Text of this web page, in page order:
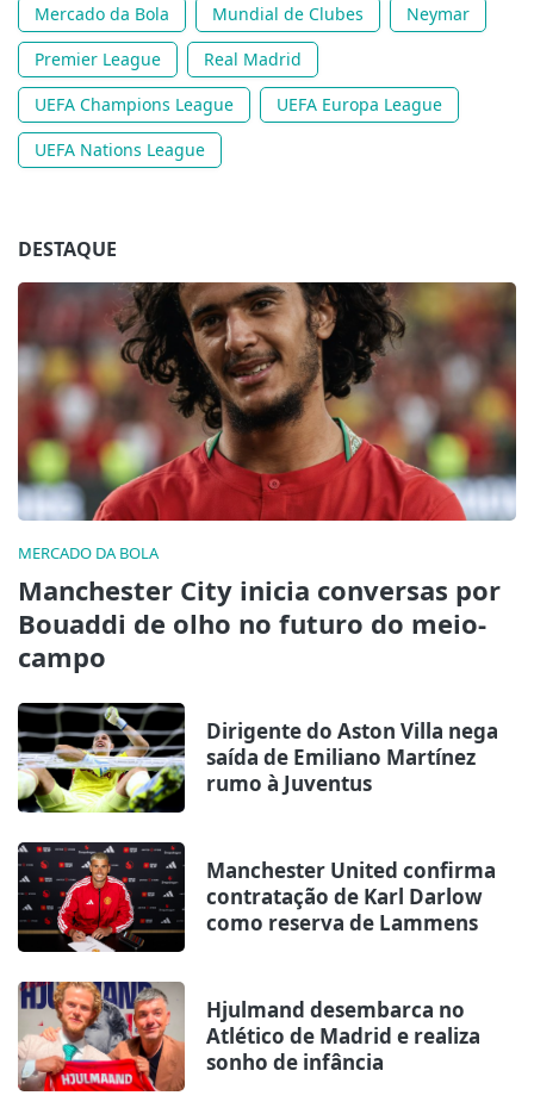
Mercado da Bola
Mundial de Clubes
Neymar
Premier League
Real Madrid
UEFA Champions League
UEFA Europa League
UEFA Nations League
DESTAQUE
MERCADO DA BOLA
Manchester City inicia conversas por
Bouaddi de olho no futuro do meio-
campo
Dirigente do Aston Villa nega
saída de Emiliano Martínez
rumo à Juventus
Manchester United confirma
contratação de Karl Darlow
como reserva de Lammens
Hjulmand desembarca no
Atlético de Madrid e realiza
sonho de infância